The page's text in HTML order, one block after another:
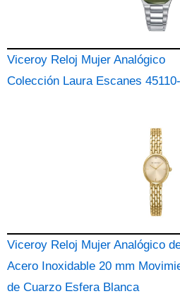
Viceroy Reloj Mujer Analógico
Colección Laura Escanes
Viceroy Reloj Mujer Analógico
Acero Inoxidable 20 mm
de Cuarzo Esfera Blanca